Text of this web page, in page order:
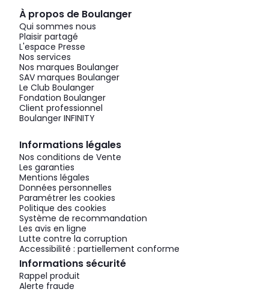
À propos de Boulanger
Qui sommes nous
Plaisir partagé
L'espace Presse
Nos services
Nos marques Boulanger
SAV marques Boulanger
Le Club Boulanger
Fondation Boulanger
Client professionnel
Boulanger INFINITY
Informations légales
Nos conditions de Vente
Les garanties
Mentions légales
Données personnelles
Paramétrer les cookies
Politique des cookies
Système de recommandation
Les avis en ligne
Lutte contre la corruption
Accessibilité : partiellement conforme
Informations sécurité
Rappel produit
Alerte fraude